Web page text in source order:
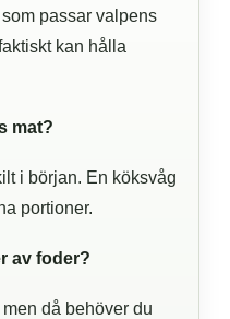
passar valpens
kan hålla
mat?
i början. En köksvåg
portioner.
av foder?
då behöver du